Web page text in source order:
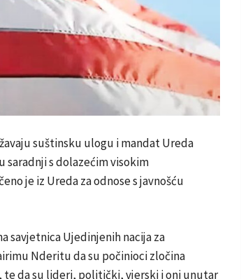
suštinsku ulogu i mandat Ureda
s dolazećim visokim
je iz Ureda za odnose s javnošću
savjetnica Ujedinjenih nacija za
Nderitu da su počinioci zločina
da su lideri, politički, vjerski i oni unutar